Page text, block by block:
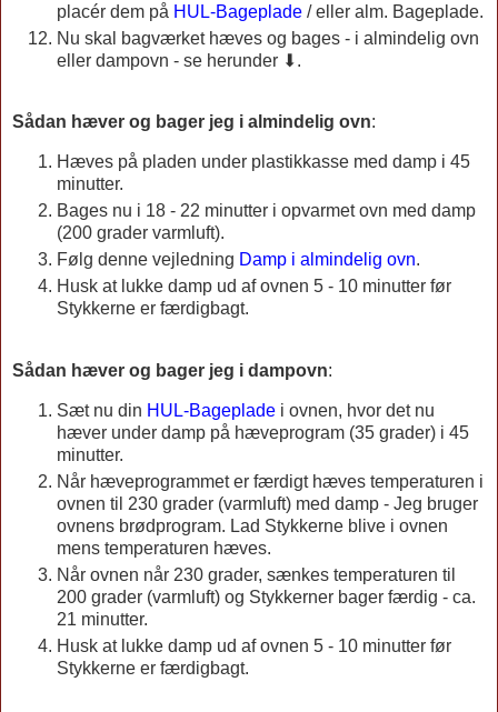
placér dem på HUL-Bageplade / eller alm. Bageplade.
Nu skal bagværket hæves og bages - i almindelig ovn
eller dampovn - se herunder ⬇.
Sådan hæver og bager jeg i almindelig ovn:
Hæves på pladen under plastikkasse med damp i 45
minutter.
Bages nu i 18 - 22 minutter i opvarmet ovn med damp
(200 grader varmluft).
Følg denne vejledning Damp i almindelig ovn.
Husk at lukke damp ud af ovnen 5 - 10 minutter før
Stykkerne er færdigbagt.
Sådan hæver og bager jeg i dampovn:
Sæt nu din HUL-Bageplade i ovnen, hvor det nu
hæver under damp på hæveprogram (35 grader) i 45
minutter.
Når hæveprogrammet er færdigt hæves temperaturen i
ovnen til 230 grader (varmluft) med damp - Jeg bruger
ovnens brødprogram. Lad Stykkerne blive i ovnen
mens temperaturen hæves.
Når ovnen når 230 grader, sænkes temperaturen til
200 grader (varmluft) og Stykkerner bager færdig - ca.
21 minutter.
Husk at lukke damp ud af ovnen 5 - 10 minutter før
Stykkerne er færdigbagt.